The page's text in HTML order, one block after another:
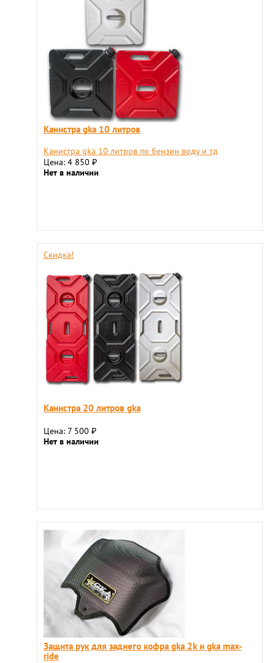
Канистра gka 10 литров
Канистра gka 10 литров по бензин воду и тд
Цена: 4 850 ₽
Нет в наличии
Скидка!
Канистра 20 литров gka
Цена: 7 500 ₽
Нет в наличии
Защита рук для заднего кофра gka 2k и gka max-
ride